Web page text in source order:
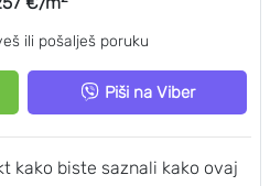
ili pošalješ poruku
Piši na Viber
kako biste saznali kako ovaj